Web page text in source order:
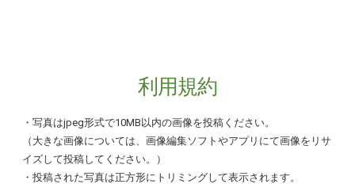
利用規約
・写真はjpeg形式で10MB 以内の画像を投稿ください。
（大きな画像については、画像編集ソフトやアプリにて画像をリサ
イズして投稿してください。）
・投稿された写真は正方形にトリミングして表示されます。